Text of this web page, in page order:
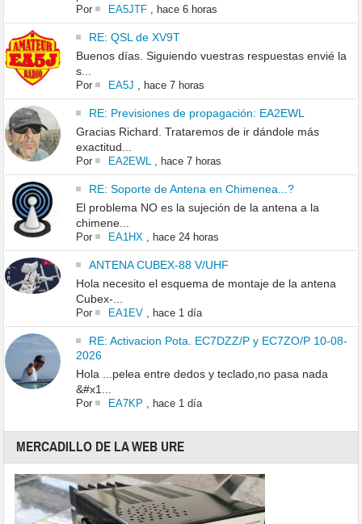
Por EA5JTF, hace 6 horas
RE: QSL de XV9T
Buenos días. Siguiendo vuestras respuestas envié la
s...
Por EA5J hace 7 horas
RE: Previsiones de propagación: EA2EWL
Gracias Richard. Trataremos de ir dándole más
exactitud...
Por EA2EWL hace 7 horas
RE: Soporte de Antena en Chimenea...?
El problema NO es la sujeción de la antena a la
chimene...
Por EA1HX hace 24 horas
ANTENA CUBEX-88 V/UHF
Hola necesito el esquema de montaje de la antena
Cubex-...
Por EA1EV, hace 1 día
RE: Activacion Pota. EC7DZZ/P y EC7ZO/P 10-08-
2026
Hola ...pelea entre dedos y teclado,no pasa nada
&#x1...
Por EA7KP hace 1 día
MERCADILLO DE LA WEB URE